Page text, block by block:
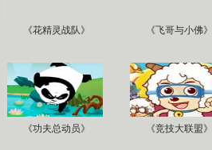
《花精灵战队》 《飞哥与小佛》
《功夫总动员》 《竞技大联盟》